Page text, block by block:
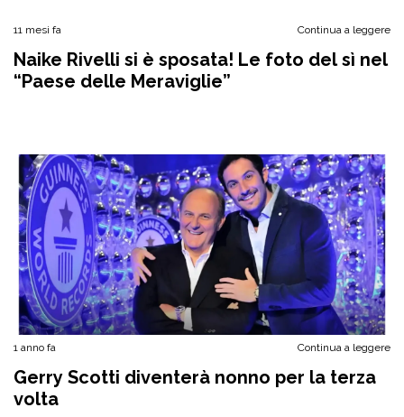
11 mesi fa Continua a leggere
Naike Rivelli si è sposata! Le foto del sì nel
“Paese delle Meraviglie”
1 anno fa Continua a leggere
Gerry Scotti diventerà nonno per la terza
volta